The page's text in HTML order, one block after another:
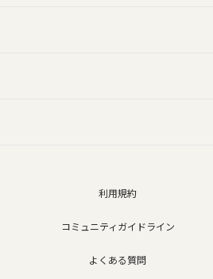
利用規約
コミュニティガイドライン
よくある質問